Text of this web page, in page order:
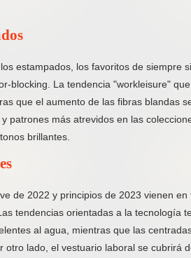
estampados, los favoritos de siempre
blocking. La tendencia "workleisure"
que el aumento de las fibras blandas
patrones más atrevidos en las
brillantes.
de 2022 y principios de 2023 vienen
tendencias orientadas a la tecnología
al agua, mientras que las
otro lado, el vestuario laboral se cubrirá